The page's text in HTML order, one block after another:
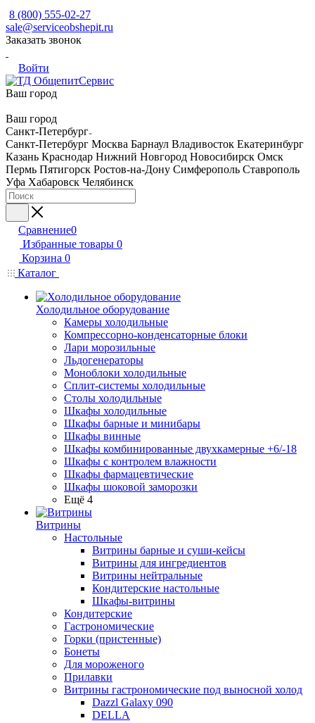
8 (800) 555-02-27
sale@serviceobshepit.ru
Заказать звонок
Войти
Ваш город
Ваш город
Санкт-Петербург
Санкт-Петербург Москва Барнаул Владивосток Екатеринбург
Казань Краснодар Нижний Новгород Новосибирск Омск
Пермь Пятигорск Ростов-на-Дону Симферополь Ставрополь
Уфа Хабаровск Челябинск
Сравнение0
Избранные товары 0
Корзина 0
Каталог
Холодильное оборудование
Камеры холодильные
Компрессорно-конденсаторные блоки
Лари морозильные
Льдогенераторы
Моноблоки холодильные
Сплит-системы холодильные
Столы холодильные
Шкафы холодильные
Шкафы барные и минибары
Шкафы винные
Шкафы комбинированные двухкамерные +6/-18
Шкафы с контролем влажности
Шкафы фармацевтические
Шкафы шоковой заморозки
Ещё 4
Витрины
Настольные
Витрины барные и суши-кейсы
Витрины для ингредиентов
Витрины нейтральные
Кондитерские настольные
Шкафы-витрины
Кондитерские
Гастрономические
Горки (пристенные)
Бонеты
Для мороженого
Прилавки
Витрины гастрономические под выносной холод
Dazzl Galaxy 090
DELLA